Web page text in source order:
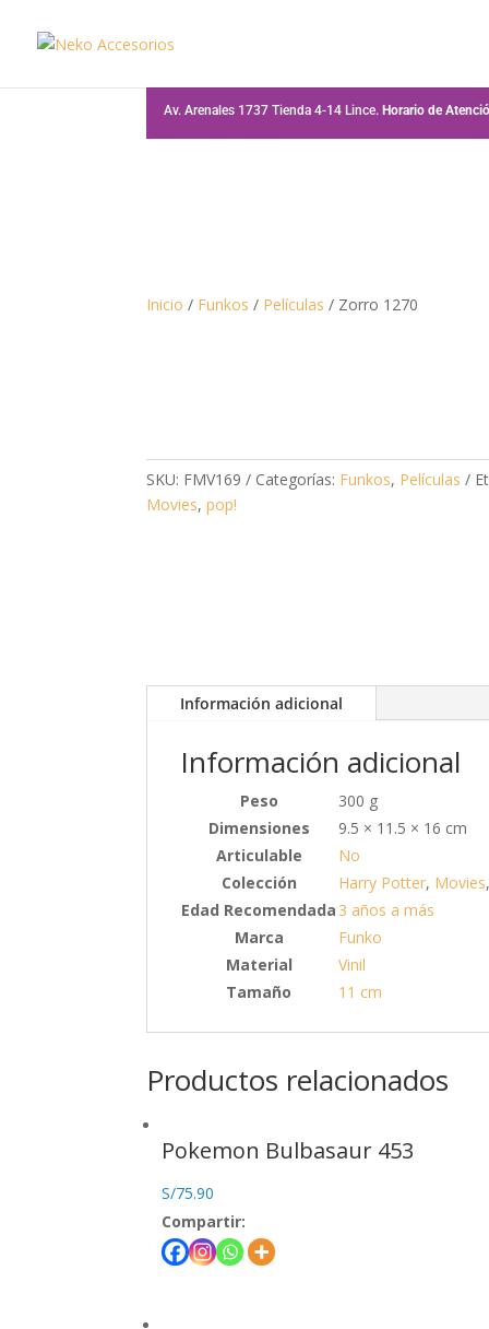
Av. Arenales 1737 Tienda 4-14 Lince. Horario de
Inicio / Funkos / Películas / Zorro 1270
SKU: FMV169 Categorías: Funkos, Películas
Movies,pop!
Información adicional
Información adicional
Peso
300 g
Dimensiones
9.5 × 11.5 × 16 cm
Articulable
No
Colección
Harry Potter, Movies
Edad Recomendada 3 años a más
Marca
Funko
Material
Vinil
Tamaño
11 cm
Productos relacionados
Pokemon Bulbasaur 453
S/75.90
Compartir: